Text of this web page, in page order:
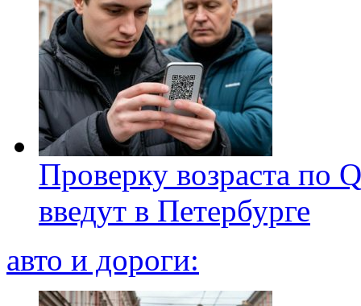
Проверку возраста по
введут в Петербурге
авто и дороги: